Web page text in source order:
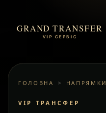
GRAND TRANSFER
VIP СЕРВІС
ГОЛОВНА > НАПРЯМКИ
VIP ТРАНСФЕР